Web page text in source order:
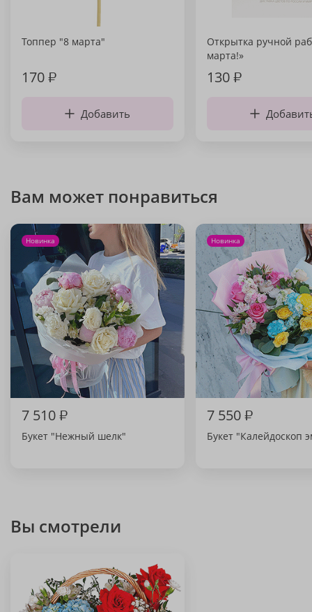
Топпер "8 марта"
170₽
Добавить
Открытка ручной
марта!»
130₽
Вам может понравиться
Новинка
7 510₽
Букет "Нежный шелк"
Новинка
7 550₽
Букет "Калейдоскоп
Вы смотрели